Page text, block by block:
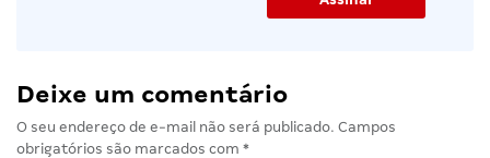
Deixe um comentário
O seu endereço de e-mail não será publicado. Campos
obrigatórios são marcados com *